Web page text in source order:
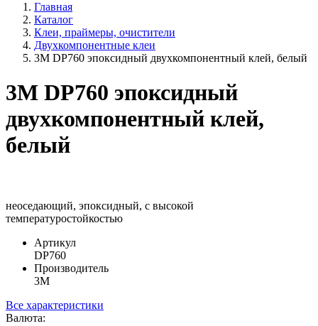
Главная
Каталог
Клеи, праймеры, очистители
Двухкомпонентные клеи
3М DP760 эпоксидный двухкомпонентный клей, белый
3М DP760 эпоксидный
двухкомпонентный клей,
белый
неоседающий, эпоксидный, с высокой
температуростойкостью
Артикул
DP760
Производитель
3M
Все характеристики
Валюта: